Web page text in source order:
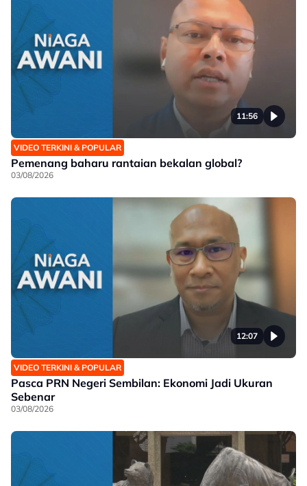
11:56
VIDEO TERKINI & POPULAR
Pemenang baharu rantaian bekalan global?
03/08/2026
12:07
VIDEO TERKINI & POPULAR
Pasca PRN Negeri Sembilan: Ekonomi Jadi Ukuran
Sebenar
03/08/2026